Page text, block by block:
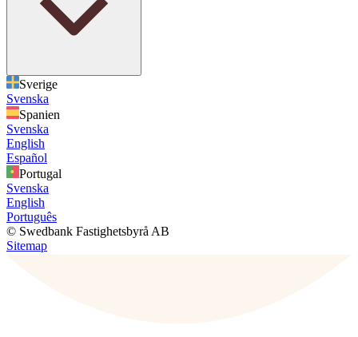
Sverige
Svenska
Spanien
Svenska
English
Español
Portugal
Svenska
English
Português
© Swedbank Fastighetsbyrå AB
Sitemap